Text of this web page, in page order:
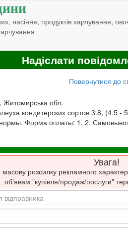
насіння, продуктів харчування,
Надіслати
Повернутися до
обл.
кондитерских сортов 3.8, (4.5 -
Форма оплаты: 1, 2.
Увага!
розсилку рекламного
об'явам "купівля/продаж/послуги"